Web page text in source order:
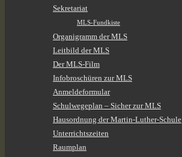
Sekretariat
MLS-Fundkiste
Organigramm der MLS
Leitbild der MLS
Der MLS-Film
Infobroschüren zur MLS
Anmeldeformular
Schulwegeplan – Sicher zur MLS
Hausordnung der Martin-Luther-Schule
Unterrichtszeiten
Raumplan